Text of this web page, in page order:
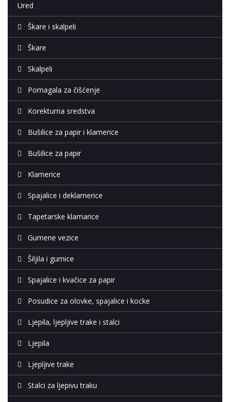
Ured
Škare i skalpeli
Škare
Skalpeli
Pomagala za čišćenje
Korekturna sredstva
Bušilice za papir i klamerice
Bušilice za papir
Klamerice
Spajalice i deklamerice
Tapetarske klamarice
Gumene vezice
Šiljila i gumice
Spajalice i kvačice za papir
Posudice za olovke, spajalice i kocke
Ljepila, ljepljive trake i stalci
Ljepila
Ljepljive trake
Stalci za ljepivu traku